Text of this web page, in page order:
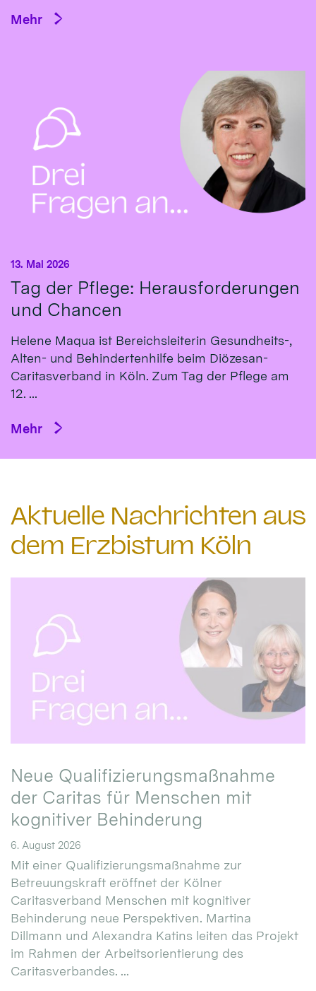
Mehr
Tag der Pflege: Herausforderungen
und Chancen
13. Mai 2026
Helene Maqua ist Bereichsleiterin Gesundheits-,
Alten- und Behindertenhilfe beim Diözesan-
Caritasverband in Köln. Zum Tag der Pflege am
12. ...
Mehr
Aktuelle Nachrichten aus
dem Erzbistum Köln
Neue Qualifizierungsmaßnahme
der Caritas für Menschen mit
kognitiver Behinderung
6. August 2026
Mit einer Qualifizierungsmaßnahme zur
Betreuungskraft eröffnet der Kölner
Caritasverband Menschen mit kognitiver
Behinderung neue Perspektiven. Martina
Dillmann und Alexandra Katins leiten das Projekt
im Rahmen der Arbeitsorientierung des
Caritasverbandes. ...